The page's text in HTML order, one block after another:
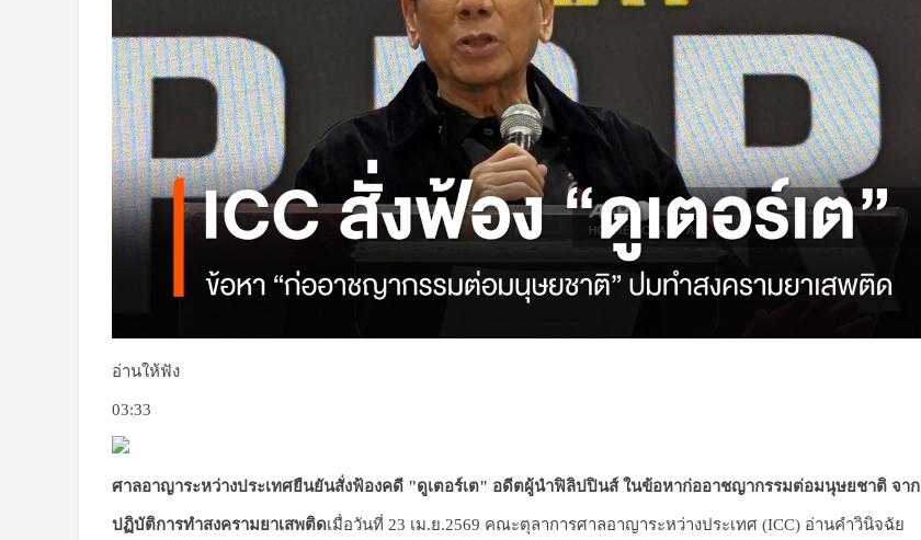
อ่านให้ฟัง
03:33
ศาลอาญาระหว่างประเทศยืนยันสั่งฟ้องคดี "ดูเตอร์เต" อดีตผู้นำฟิลิปปินส์ ในข้อหาก่ออาชญากรรมต่อมนุษยชาติ จาก
ปฏิบัติการทำสงครามยาเสพติดเมื่อวันที่ 23 เม.ย.2569 คณะตุลาการศาลอาญาระหว่างประเทศ (ICC) อ่านคำวินิจฉัย